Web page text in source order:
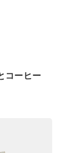
コーヒー